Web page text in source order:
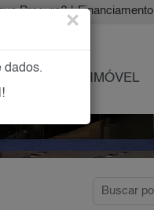
Procura? | Financiamento
OFEREÇA SEU IMÓVEL
×
dados.